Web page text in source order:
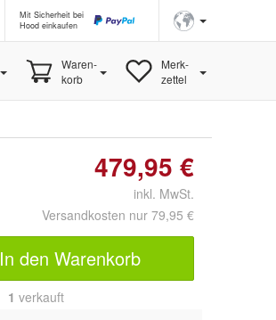
Mit Sicherheit bei
Hood einkaufen
Waren-
korb
Merk-
zettel
479,95 €
inkl. MwSt.
Versandkosten nur 79,95 €
In den Warenkorb
1 verkauft